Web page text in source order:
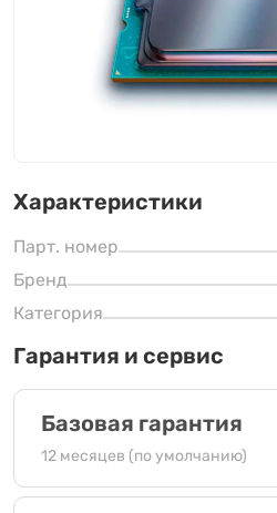
Характеристики
Парт. номер
Бренд
Категория
Гарантия и сервис
Базовая гарантия
12 месяцев (по умолчанию)